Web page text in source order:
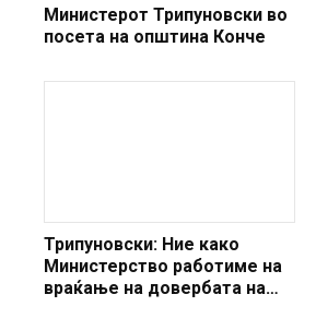
Министерот Трипуновски во
посета на општина Конче
Трипуновски: Ние како
Министерство работиме на
враќање на довербата на